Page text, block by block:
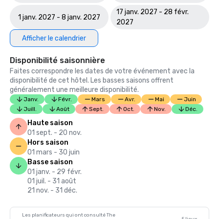
1 janv. 2027 - 8 janv. 2027
17 janv. 2027 - 28 févr.
2027
Afficher le calendrier
Disponibilité saisonnière
Faites correspondre les dates de votre événement avec la
disponibilité de cet hôtel. Les basses saisons offrent
généralement une meilleure disponibilité.
Janv. Févr. Mars Avr. Mai
Juin
Juill.
Août Sept. Oct. Nov. Déc.
Haute saison
01 sept. - 20 nov.
Hors saison
01 mars - 30 juin
Basse saison
01 janv. - 29 févr.
01 juil. - 31 août
21 nov. - 31 déc.
Les planificateurs qui ont consulté The